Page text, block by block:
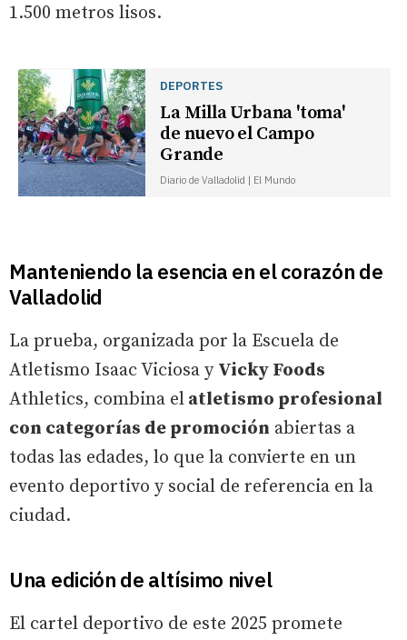
1.500 metros lisos.
DEPORTES
La Milla Urbana 'toma'
de nuevo el Campo
Grande
Diario de Valladolid | El Mundo
Manteniendo la esencia en el corazón de
Valladolid
La prueba, organizada por la Escuela de
Atletismo Isaac Viciosa y Vicky Foods
Athletics, combina el atletismo profesional
con categorías de promoción abiertas a
todas las edades, lo que la convierte en un
evento deportivo y social de referencia en la
ciudad.
Una edición de altísimo nivel
El cartel deportivo de este 2025 promete